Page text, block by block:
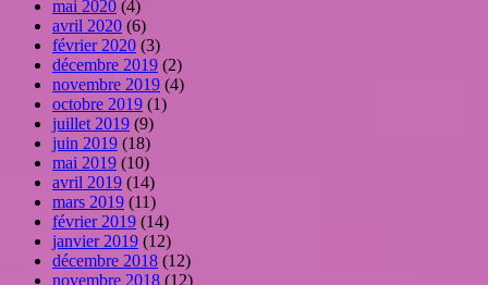
mai 2020 (4)
avril 2020 (6)
février 2020 (3)
décembre 2019 (2)
novembre 2019 (4)
octobre 2019 (1)
juillet 2019 (9)
juin 2019 (18)
mai 2019 (10)
avril 2019 (14)
mars 2019 (11)
février 2019 (14)
janvier 2019 (12)
décembre 2018 (12)
novembre 2018 (12)